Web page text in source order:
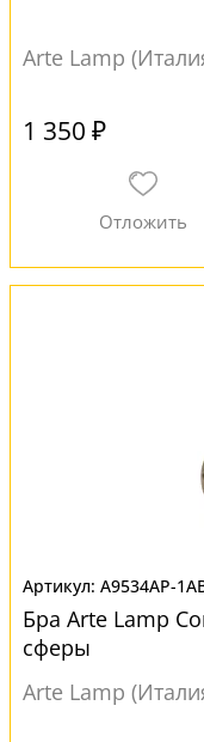
Arte Lamp
1 350 ₽
A9534AP-
Бра Arte Lamp
сферы
Arte Lamp